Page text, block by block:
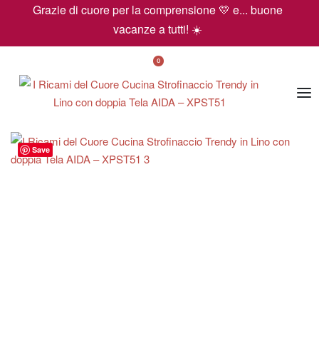
Grazie di cuore per la comprensione 💛 e... buone
vacanze a tutti! ☀️
0
Save